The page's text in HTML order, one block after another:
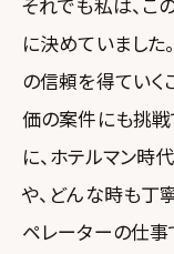
に決めていました
の信頼を得ていく
価の案件にも挑戦
に、ホテルマン時
や、どんな時も丁
ペレーターの仕事